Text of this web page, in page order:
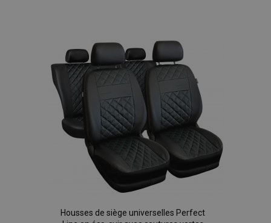
liste
d'achats
Housses de siège universelles Perfect